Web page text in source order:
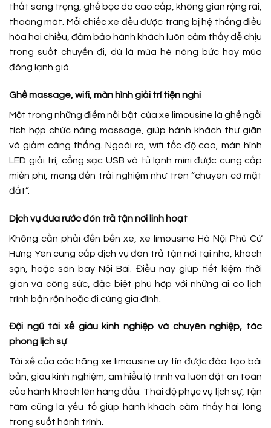
thất sang trọng, ghế bọc da cao cấp, không gian rộng rãi,
thoáng mát. Mỗi chiếc xe đều được trang bị hệ thống điều
hòa hai chiều, đảm bảo hành khách luôn cảm thấy dễ chịu
trong suốt chuyến đi, dù là mùa hè nóng bức hay mùa
đông lạnh giá.
Ghế massage, wifi, màn hình giải trí tiện nghi
Một trong những điểm nổi bật của xe limousine là ghế ngồi
tích hợp chức năng massage, giúp hành khách thư giãn
và giảm căng thẳng. Ngoài ra, wifi tốc độ cao, màn hình
LED giải trí, cổng sạc USB và tủ lạnh mini được cung cấp
miễn phí, mang đến trải nghiệm như trên “chuyên cơ mặt
đất”.
Dịch vụ đưa rước đón trả tận nơi linh hoạt
Không cần phải đến bến xe, xe limousine Hà Nội Phù Cừ
Hưng Yên cung cấp dịch vụ đón trả tận nơi tại nhà, khách
sạn, hoặc sân bay Nội Bài. Điều này giúp tiết kiệm thời
gian và công sức, đặc biệt phù hợp với những ai có lịch
trình bận rộn hoặc đi cùng gia đình.
Đội ngũ tài xế giàu kinh nghiệp và chuyên nghiệp, tác
phong lịch sự
Tài xế của các hãng xe limousine uy tín được đào tạo bài
bản, giàu kinh nghiệm, am hiểu lộ trình và luôn đặt an toàn
của hành khách lên hàng đầu. Thái độ phục vụ lịch sự, tận
tâm cũng là yếu tố giúp hành khách cảm thấy hài lòng
trong suốt hành trình.